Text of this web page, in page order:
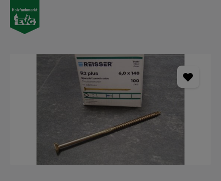
Bildergalerie überspringen